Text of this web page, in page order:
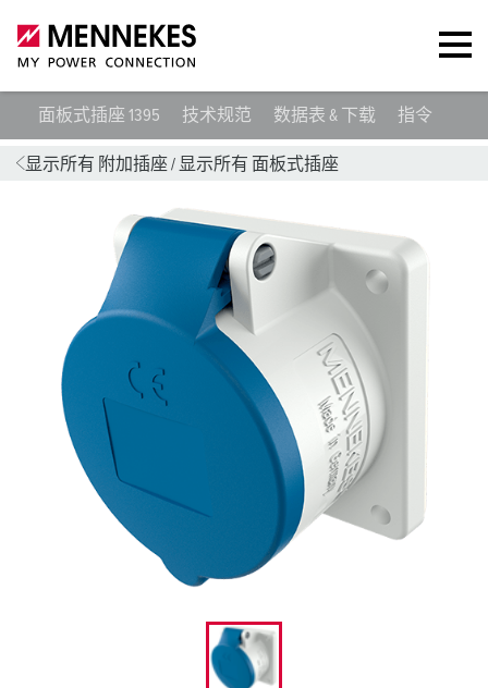
面板式插座 1395 技术规范 数据表 & 下载 指令
显示所有 附加插座 / 显示所有 面板式插座